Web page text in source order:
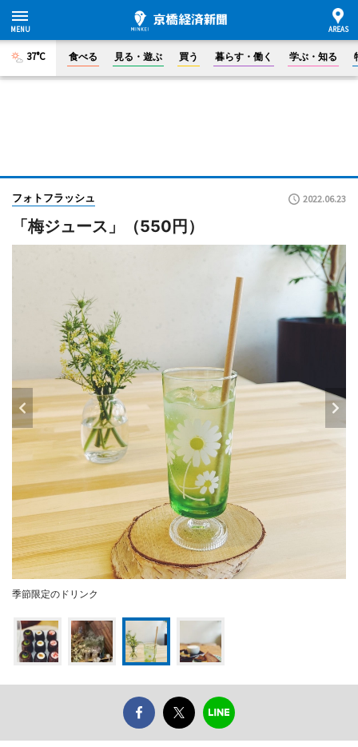
37°C 食べる 見る・遊ぶ 買う 暮らす・働く 学ぶ・知る
フォトフラッシュ 2022.06.23
「梅ジュース」（550円）
季節限定のドリンク